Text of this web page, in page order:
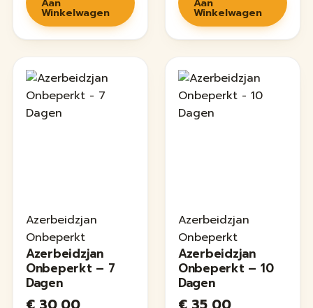
Winkelwagen Winkelwagen
Azerbeidzjan
Onbeperkt
Azerbeidzjan
Onbeperkt – 7
Dagen
Azerbeidzjan
Onbeperkt
Azerbeidzjan
Onbeperkt – 10
Dagen